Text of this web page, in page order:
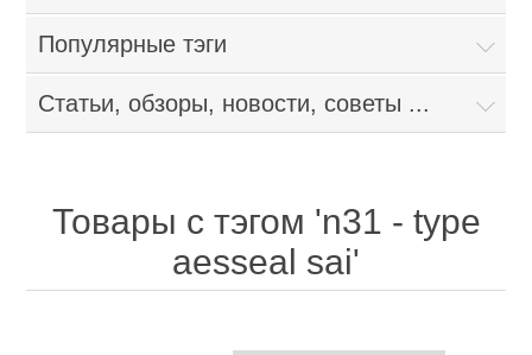
Популярные тэги
Статьи, обзоры, новости, советы ...
Товары с тэгом 'n31 - type
aesseal sai'